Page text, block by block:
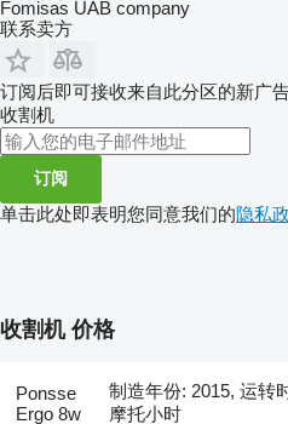
Fomisas UAB company
联系卖方
订阅后即可接收来自此分区的新广
收割机
订阅
单击此处即表明您同意我们的隐私
收割机 价格
Ponsse
Ergo 8w
制造年份: 2015, 运转
摩托小时